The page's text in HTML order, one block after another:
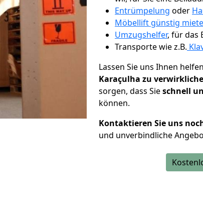
Entrümpelung oder
Möbellift günstig
Umzugshelfer, für das
Transporte wie z.B.
Lassen Sie uns Ihnen
Karaçulha zu
sorgen, dass Sieschnell
können.
Kontaktieren Sie uns
und unverbindliche